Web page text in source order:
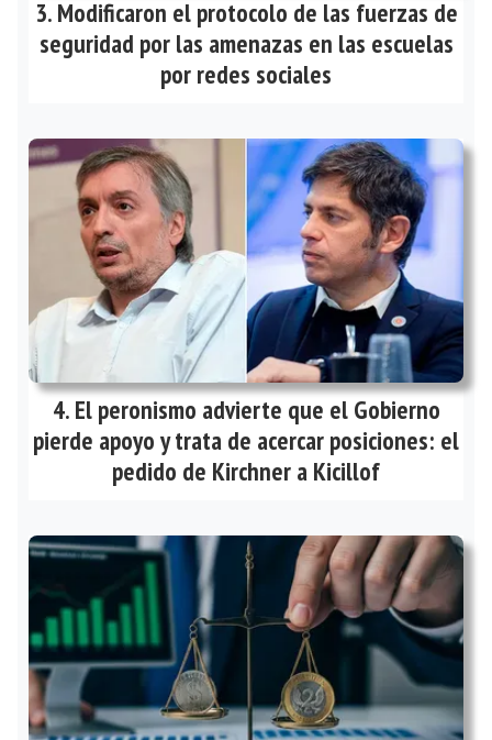
Modificaron el protocolo de las fuerzas de
seguridad por las amenazas en las escuelas
por redes sociales
El peronismo advierte que el Gobierno
pierde apoyo y trata de acercar posiciones: el
pedido de Kirchner a Kicillof